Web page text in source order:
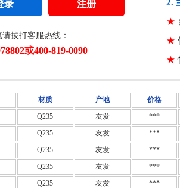
材质 产地 价格
Q235 友发 ***
Q235 友发 ***
Q235 友发 ***
Q235 友发 ***
Q235 友发 ***